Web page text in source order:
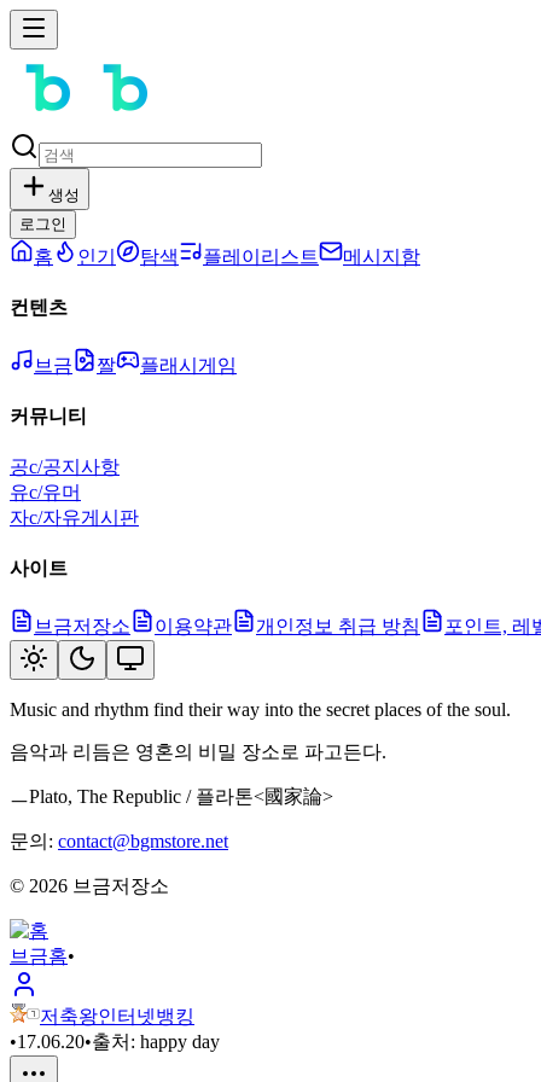
생성
로그인
홈 인기 탐색 플레이리스트 메시지함
컨텐츠
브금 짤 플래시게임
커뮤니티
공c/공지사항
유c/유머
자c/자유게시판
사이트
브금저장소 이용약관 개인정보 취급 방침 포인트, 레
Music and rhythm find their way into the secret places of the soul.
음악과 리듬은 영혼의 비밀 장소로 파고든다.
ㅡPlato, The Republic / 플라톤<國家論>
문의: contact@bgmstore.net
© 2026 브금저장소
브금홈•
저축왕인터넷뱅킹
•17.06.20•출처: happy day